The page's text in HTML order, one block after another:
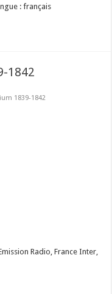
: français
1842
1839-1842
Radio, France Inter,